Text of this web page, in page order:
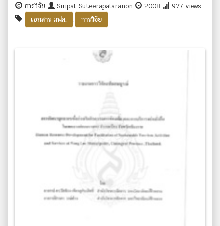
การวิจัย Siripat Suteerapataranon 2008
977 views
เอกสาร มฟล.
, การวิจัย